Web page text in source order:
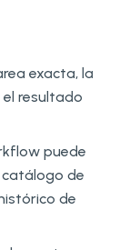
exacta, la
resultado
puede
catálogo de
de